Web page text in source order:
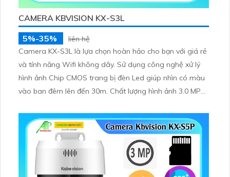
CAMERA KBVISION KX-S3L
5%-35%
liên hệ
Camera KX-S3L là lựa chọn hoàn hảo cho bạn với giá rẻ
và tính năng Wifi không dây. Sử dụng công nghệ xử lý
hình ảnh Chip CMOS trang bị đèn Led giúp nhìn có màu
vào ban đêm lên đến 30m. Chất lượng hình ảnh 3.0 MP